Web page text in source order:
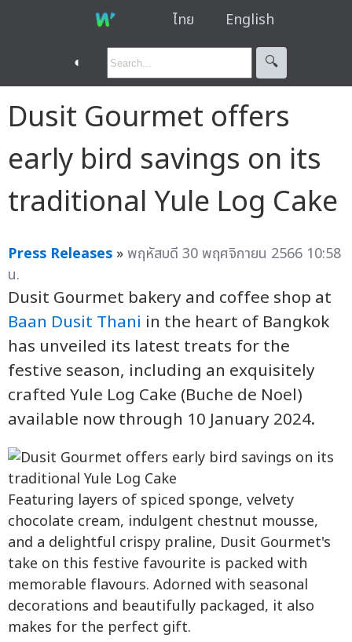
ไทย English
◐ 🔍︎
Dusit Gourmet offers
early bird savings on its
traditional Yule Log Cake
Press Releases »พฤหัสบดี 30 พฤศจิกายน 2566 10:58
น.
Dusit Gourmet bakery and coffee shop at
Baan Dusit Thani in the heart of Bangkok
has unveiled its latest treats for the
festive season, including an exquisitely
crafted Yule Log Cake (Buche de Noel)
available now through 10 January 2024.
Featuring layers of spiced sponge, velvety
chocolate cream, indulgent chestnut mousse,
and a delightful crispy praline, Dusit Gourmet's
take on this festive favourite is packed with
memorable flavours. Adorned with seasonal
decorations and beautifully packaged, it also
makes for the perfect gift.